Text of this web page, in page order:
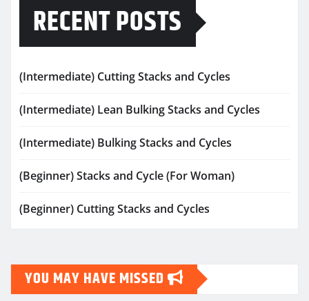
RECENT POSTS
(Intermediate) Cutting Stacks and Cycles
(Intermediate) Lean Bulking Stacks and Cycles
(Intermediate) Bulking Stacks and Cycles
(Beginner) Stacks and Cycle (For Woman)
(Beginner) Cutting Stacks and Cycles
YOU MAY HAVE MISSED